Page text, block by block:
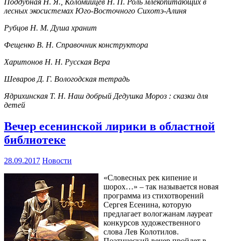
лесных экосистемах Юго-Восточного Сихотэ-Алиня
Рубцов Н. М. Душа хранит
Фещенко В. Н. Справочник конструктора
Харитонов Н. Н. Русская Вера
Шеваров Д. Г. Вологодская тетрадь
Ядрихинская Т. Н. Наш добрый Дедушка Мороз : сказки для
детей
Вечер есенинской лирики в областной
библиотеке
28.09.2017 Новости
«Словесных рек кипение и
шорох…» – так называется новая
программа из стихотворений
Сергея Есенина, которую
предлагает вологжанам лауреат
конкурсов художественного
слова Лев Колотилов.